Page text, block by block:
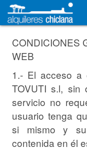
CONDICIONES
WEB
1.- El acceso a
TOVUTI s.l, sin
servicio no
usuario tenga
si mismo y
contenida en él